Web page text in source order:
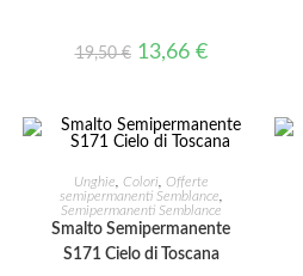
19,50€ 13,66 €
AGGIUNGI AL CARRELLO
Unghie Colori Offerte
semipermanenti Semblance
Semipermanenti Semblance
Smalto Semipermanente
S171 Cielo di Toscana